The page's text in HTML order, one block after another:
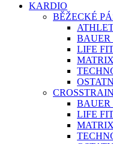
KARDIO
BĚŽECKÉ
BAUER
LIFE
MATRIX
BAUER
LIFE
MATRIX